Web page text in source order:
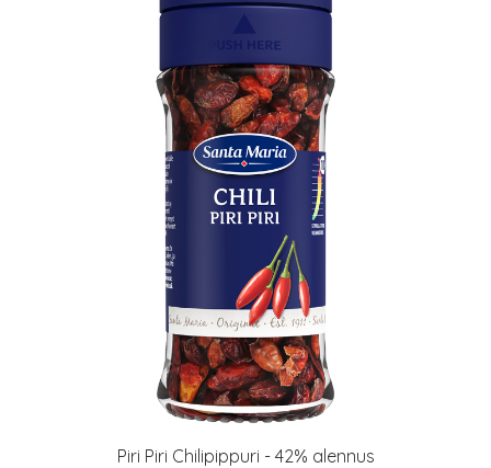
Piri Piri Chilipippuri - 42% alennus